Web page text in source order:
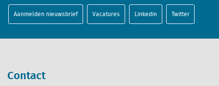
Aanmelden nieuwsbrief Vacatures Linkedin Twitter
Contact